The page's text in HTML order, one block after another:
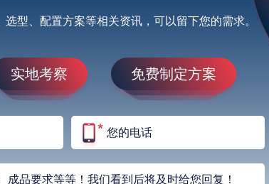
型、配置方案等相关资讯，可以留下您的需求。
实地考察 免费制定方案